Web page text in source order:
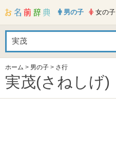
男の子 女の子
ホーム > 男の子 > さ行
実茂(さねしげ)